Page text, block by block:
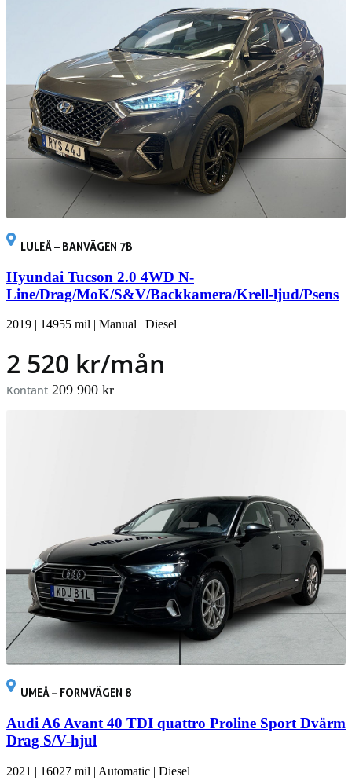
LULEÅ – BANVÄGEN 7B
Hyundai Tucson 2.0 4WD N-
Line/Drag/MoK/S&V/Backkamera/Krell-ljud/Psens
2019 | 14955 mil | Manual | Diesel
2 520 kr/mån
Kontant 209 900 kr
UMEÅ – FORMVÄGEN 8
Audi A6 Avant 40 TDI quattro Proline Sport Dvärm
Drag S/V-hjul
2021 | 16027 mil | Automatic | Diesel